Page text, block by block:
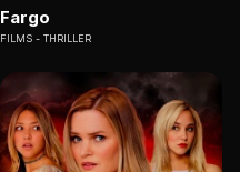
Fargo
FILMS THRILLER